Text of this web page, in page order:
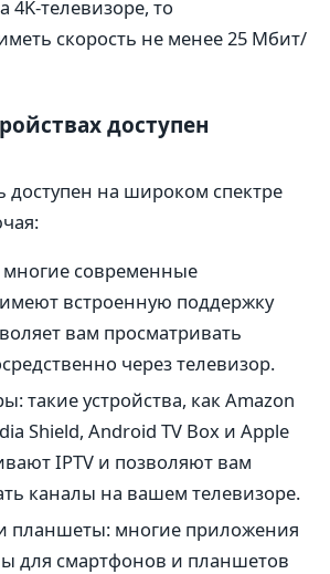
4K-телевизоре, то
скорость не менее 25 Мбит/
доступен
доступен на широком спектре
современные
встроенную поддержку
вам просматривать
через телевизор.
такие устройства, как Amazon
Shield, Android TV Box и Apple
IPTV и позволяют вам
каналы на вашем телевизоре.
планшеты: многие приложения
для смартфонов и планшетов